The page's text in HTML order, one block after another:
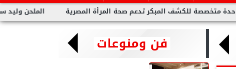
الملحن وليد سعد : للكشف المبكر تدعم صحة المرأة المصرية
فن ومنوعات